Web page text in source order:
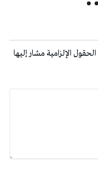
الحقول الإلزامية مشار إليها